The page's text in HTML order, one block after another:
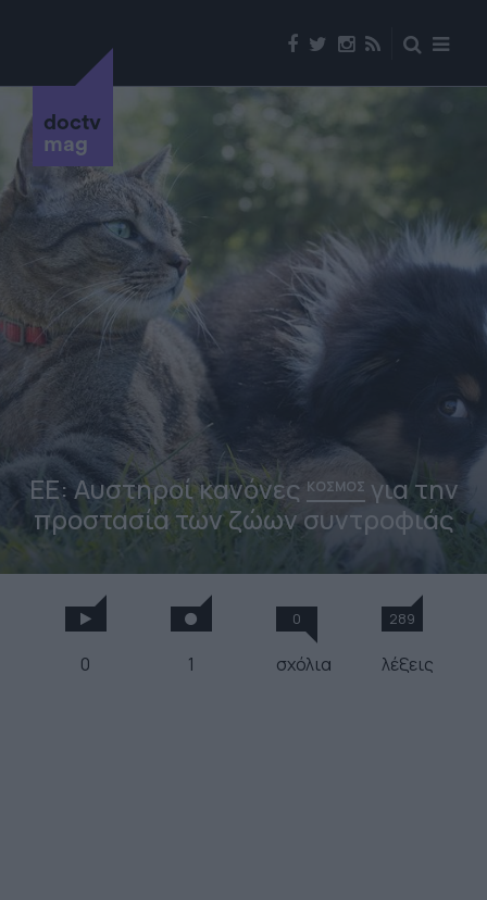
doctv
mag
ΕΕ: Αυστηροί κανόνες ΚΟΣΜΟΣ για την
προστασία των ζώων συντροφιάς
0 1
0
σχόλια
289
λέξεις